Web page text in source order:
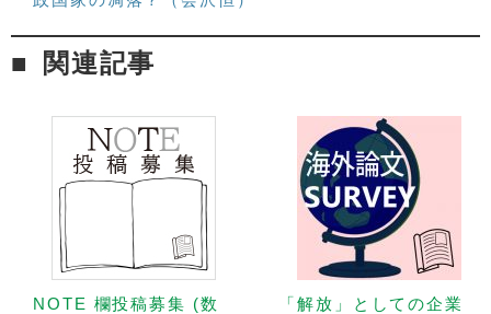
関連記事
NOTE 欄投稿募集 (数
「解放」としての企業